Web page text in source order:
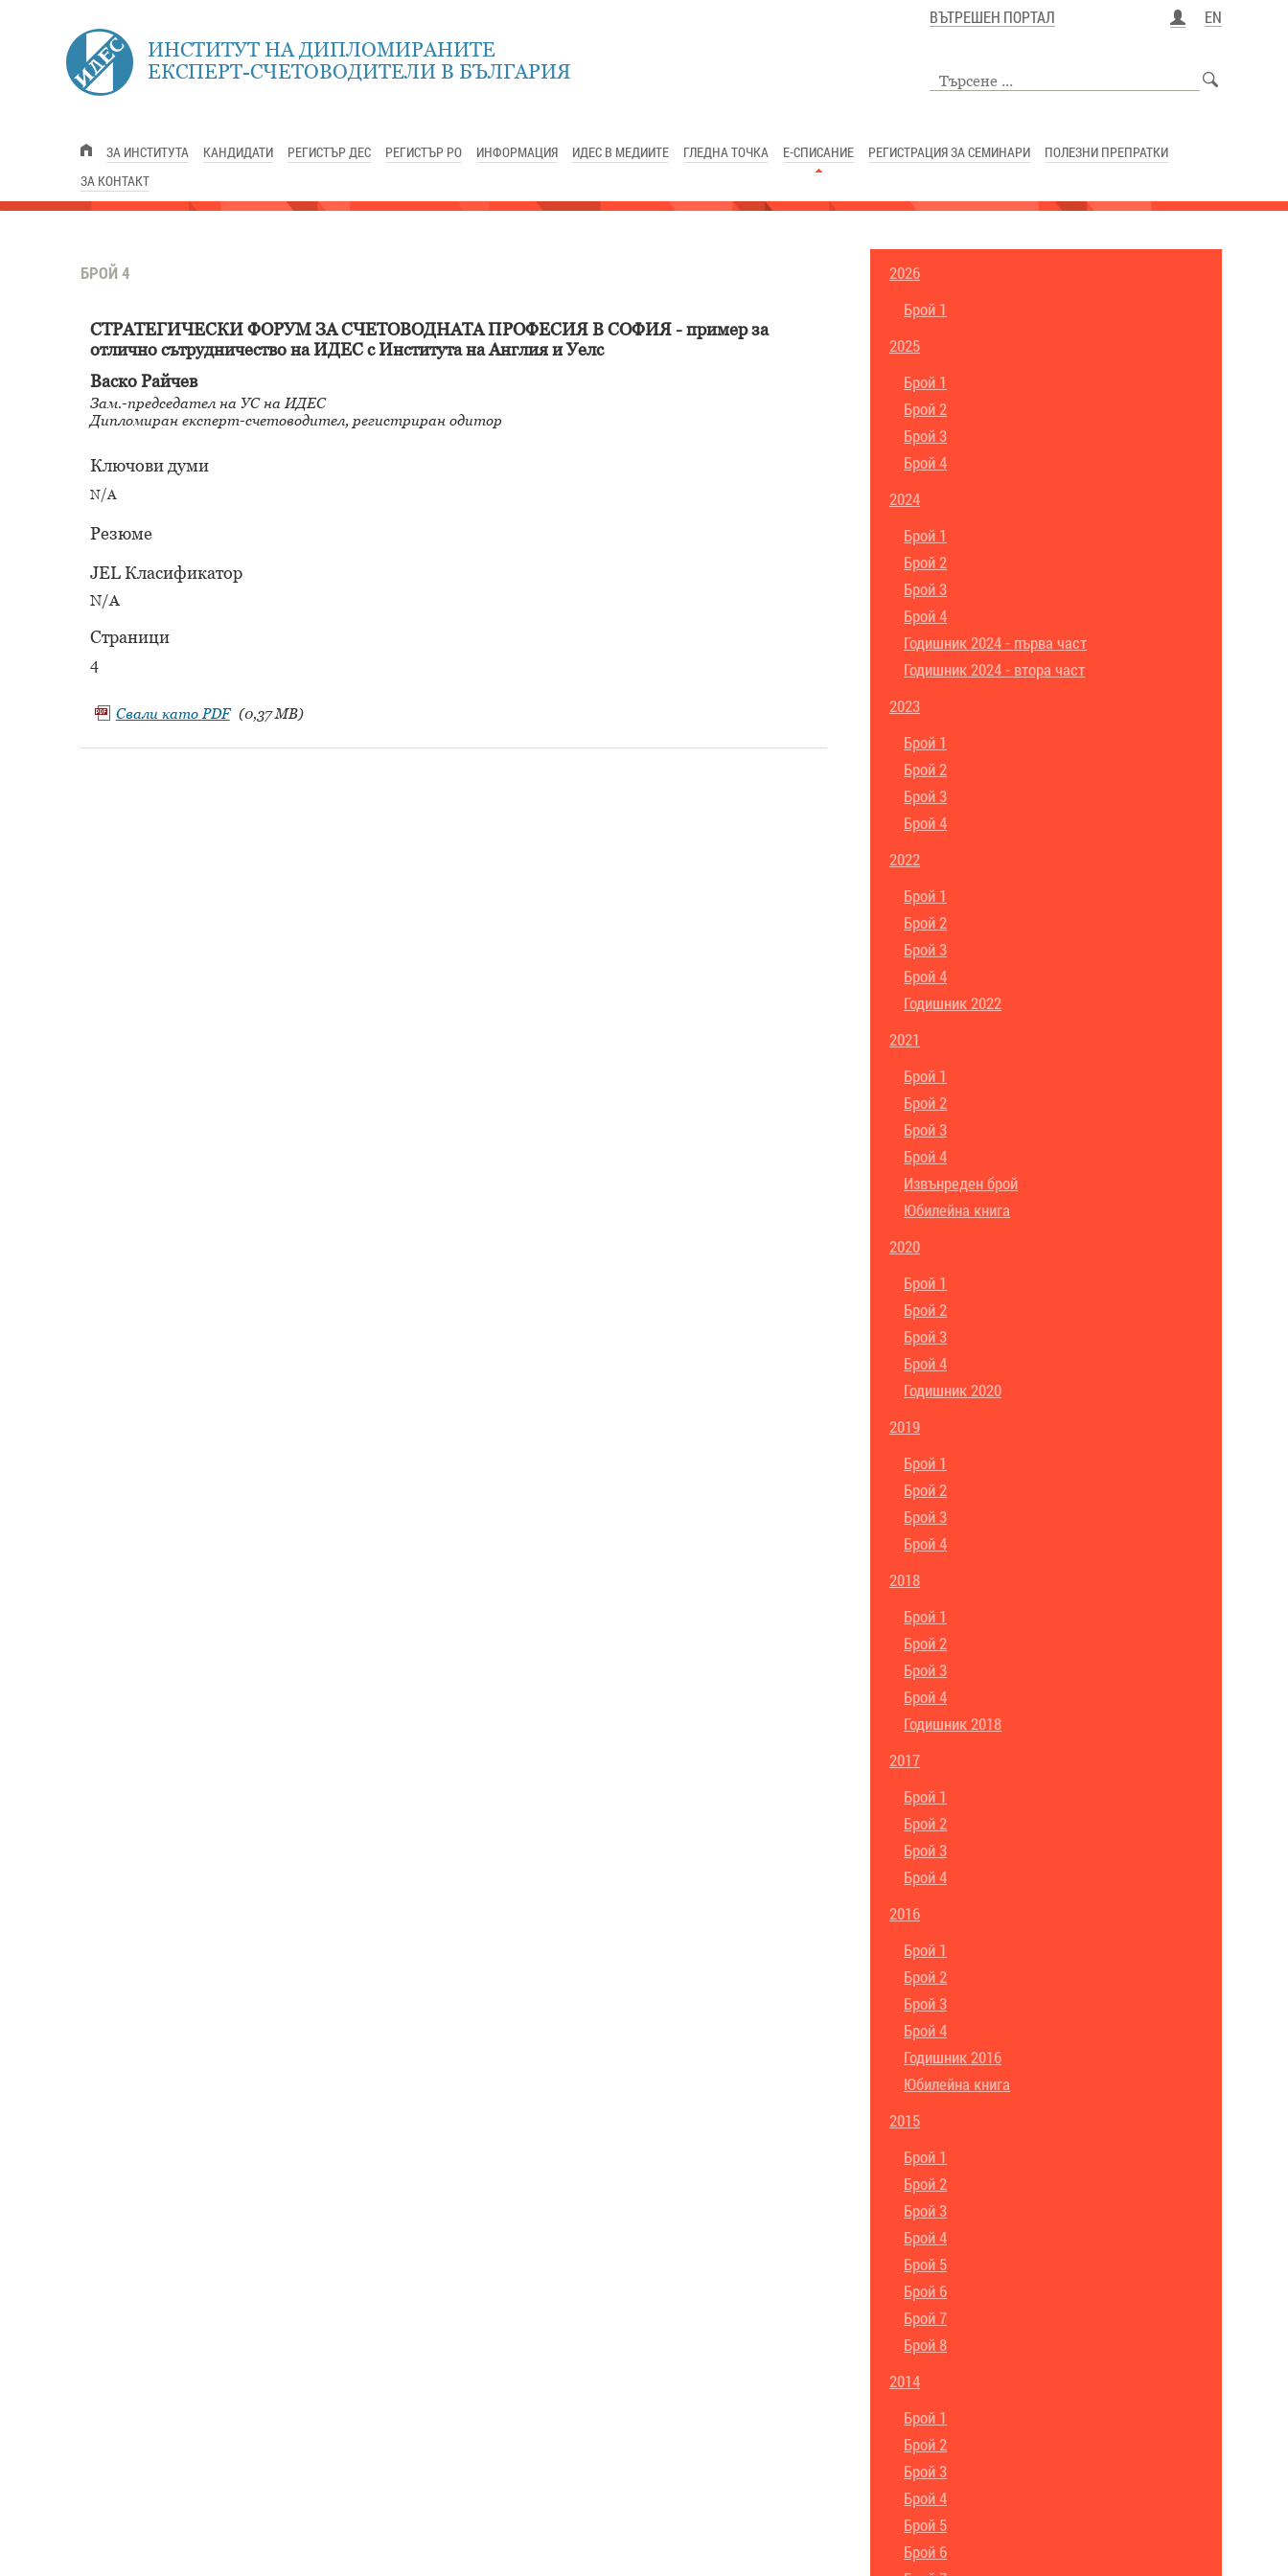
ИНСТИТУТ НА ДИПЛОМИРАНИТЕ
ЕКСПЕРТ-СЧЕТОВОДИТЕЛИ В БЪЛГАРИЯ
ВЪТРЕШЕН ПОРТАЛ EN
ЗА ИНСТИТУТА КАНДИДАТИ РЕГИСТЪР ДЕС РЕГИСТЪР РО ИНФОРМАЦИЯ ИДЕС В МЕДИИТЕ ГЛЕДНА ТОЧКА Е-СПИСАНИЕ РЕГИСТРАЦИЯ ЗА СЕМИНАРИ
ПОЛЕЗНИ ПРЕПРАТКИ
ЗА КОНТАКТ
2026
Брой 1
2025
Брой 1
Брой 2
Брой 3
Брой 4
2024
Брой 1
Брой 2
Брой 3
Брой 4
Годишник 2024 - първа част
Годишник 2024 - втора част
2023
Брой 1
Брой 2
Брой 3
Брой 4
2022
Брой 1
Брой 2
Брой 3
Брой 4
Годишник 2022
2021
Брой 1
Брой 2
Брой 3
Брой 4
Извънреден брой
Юбилейна книга
2020
Брой 1
Брой 2
Брой 3
Брой 4
Годишник 2020
2019
Брой 1
Брой 2
Брой 3
Брой 4
2018
Брой 1
Брой 2
Брой 3
Брой 4
Годишник 2018
2017
Брой 1
Брой 2
Брой 3
Брой 4
2016
Брой 1
Брой 2
Брой 3
Брой 4
Годишник 2016
Юбилейна книга
2015
Брой 1
Брой 2
Брой 3
Брой 4
Брой 5
Брой 6
Брой 7
Брой 8
2014
Брой 1
Брой 2
Брой 3
Брой 4
Брой 5
Брой 6
БРОЙ 4
СТРАТЕГИЧЕСКИ ФОРУМ ЗА СЧЕТОВОДНАТА ПРОФЕСИЯ В СОФИЯ - пример за
отлично сътрудничество на ИДЕС с Института на Англия и Уелс
Васко Райчев
Зам.-председател на УС на ИДЕС
Дипломиран експерт-счетоводител, регистриран одитор
Ключови думи
N/A
Резюме
JEL Класификатор
N/A
Страници
4
Свали като PDF (0,37 MB)